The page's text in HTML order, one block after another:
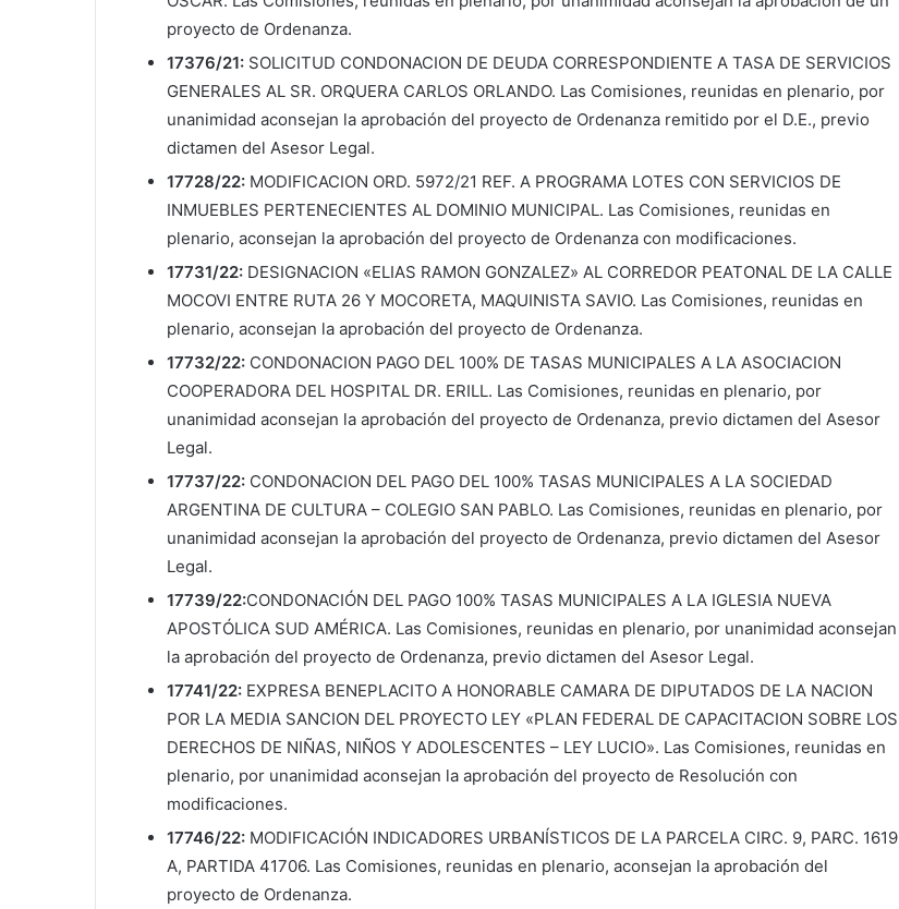
proyecto de Ordenanza.
17376/21: SOLICITUD CONDONACION DE DEUDA CORRESPONDIENTE A TASA DE SERVICIOS
GENERALES AL SR. ORQUERA CARLOS ORLANDO. Las Comisiones, reunidas en plenario, por
unanimidad aconsejan la aprobación del proyecto de Ordenanza remitido por el D.E., previo
dictamen del Asesor Legal.
17728/22: MODIFICACION ORD. 5972/21 REF. A PROGRAMA LOTES CON SERVICIOS DE
INMUEBLES PERTENECIENTES AL DOMINIO MUNICIPAL. Las Comisiones, reunidas en
plenario, aconsejan la aprobación del proyecto de Ordenanza con modificaciones.
17731/22: DESIGNACION «ELIAS RAMON GONZALEZ» AL CORREDOR PEATONAL DE LA CALLE
MOCOVI ENTRE RUTA 26 Y MOCORETA, MAQUINISTA SAVIO. Las Comisiones, reunidas en
plenario, aconsejan la aprobación del proyecto de Ordenanza.
17732/22: CONDONACION PAGO DEL 100% DE TASAS MUNICIPALES A LA ASOCIACION
COOPERADORA DEL HOSPITAL DR. ERILL. Las Comisiones, reunidas en plenario, por
unanimidad aconsejan la aprobación del proyecto de Ordenanza, previo dictamen del Asesor
Legal.
17737/22: CONDONACION DEL PAGO DEL 100% TASAS MUNICIPALES A LA SOCIEDAD
ARGENTINA DE CULTURA – COLEGIO SAN PABLO. Las Comisiones, reunidas en plenario, por
unanimidad aconsejan la aprobación del proyecto de Ordenanza, previo dictamen del Asesor
Legal.
17739/22:CONDONACIÓN DEL PAGO 100% TASAS MUNICIPALES A LA IGLESIA NUEVA
APOSTÓLICA SUD AMÉRICA. Las Comisiones, reunidas en plenario, por unanimidad aconsejan
la aprobación del proyecto de Ordenanza, previo dictamen del Asesor Legal.
17741/22: EXPRESA BENEPLACITO A HONORABLE CAMARA DE DIPUTADOS DE LA NACION
POR LA MEDIA SANCION DEL PROYECTO LEY «PLAN FEDERAL DE CAPACITACION SOBRE LOS
DERECHOS DE NIÑAS, NIÑOS Y ADOLESCENTES – LEY LUCIO». Las Comisiones, reunidas en
plenario, por unanimidad aconsejan la aprobación del proyecto de Resolución con
modificaciones.
17746/22: MODIFICACIÓN INDICADORES URBANÍSTICOS DE LA PARCELA CIRC. 9, PARC. 1619
A, PARTIDA 41706. Las Comisiones, reunidas en plenario, aconsejan la aprobación del
proyecto de Ordenanza.